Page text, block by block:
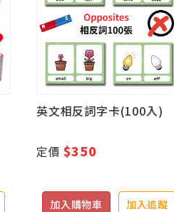
英文相反詞字卡(100入)
定價$350
加入購物車 加入追蹤